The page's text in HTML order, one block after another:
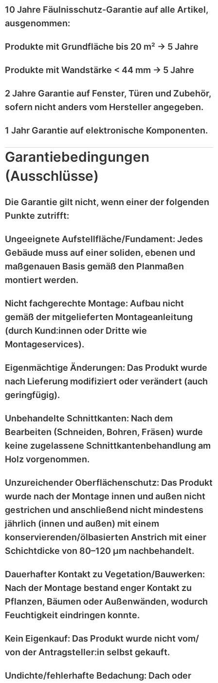
10 Jahre Fäulnisschutz-Garantie auf alle Artikel,
ausgenommen:
Produkte mit Grundfläche bis 20 m² → 5 Jahre
Produkte mit Wandstärke < 44 mm → 5 Jahre
2 Jahre Garantie auf Fenster, Türen und Zubehör,
sofern nicht anders vom Hersteller angegeben.
1 Jahr Garantie aufelektronische Komponenten.
Garantiebedingungen
(Ausschlüsse)
Die Garantie gilt nicht, wenn einer der folgenden
Punkte zutrifft:
Ungeeignete Aufstellfläche/Fundament: Jedes
Gebäude muss auf einer soliden, ebenen und
maßgenauen Basis gemäß den Planmaßen
montiert werden.
Nicht fachgerechte Montage: Aufbau nicht
gemäß der mitgelieferten Montageanleitung
(durch Kund:innen oder Dritte wie
Montageservices).
Eigenmächtige Änderungen: Das Produkt wurde
nach Lieferung modifiziert oderverändert (auch
geringfügig).
Unbehandelte Schnittkanten: Nach dem
Bearbeiten (Schneiden, Bohren, Fräsen) wurde
keine zugelassene Schnittkantenbehandlung am
Holz vorgenommen.
Unzureichender Oberflächenschutz: Das Produkt
wurde nach der Montage innen und außen nicht
gestrichen und anschließend nicht mindestens
jährlich (innen und außen) mit einem
konservierenden/ölbasierten Anstrich mit einer
Schichtdicke von 80–120 μm nachbehandelt.
Dauerhafter Kontakt zu Vegetation/Bauwerken:
Nach der Montage bestand enger Kontakt zu
Pflanzen, Bäumen oder Außenwänden, wodurch
Feuchtigkeit eindringen konnte.
Kein Eigenkauf: Das Produkt wurde nicht vom/
von der Antragsteller:in selbst gekauft.
Undichte/fehlerhafte Bedachung: Dach oder